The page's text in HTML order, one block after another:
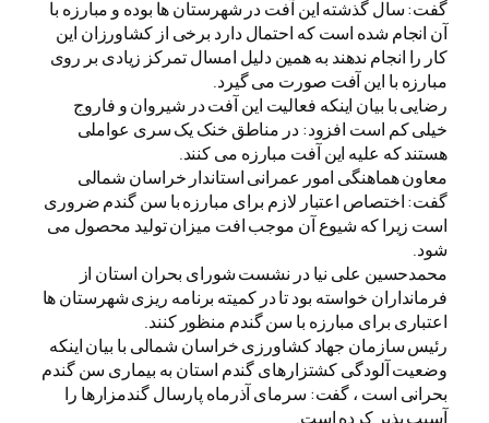
گفت: سال گذشته این آفت در شهرستان ها بوده و مبارزه با
آن انجام شده است که احتمال دارد برخی از کشاورزان این
کار را انجام ندهند به همین دلیل امسال تمرکز زیادی بر روی
مبارزه با این آفت صورت می گیرد.
رضایی با بیان اینکه فعالیت این آفت در شیروان و فاروج
خیلی کم است افزود: در مناطق خنک یک سری عواملی
هستند که علیه این آفت مبارزه می کنند.
معاون هماهنگی امور عمرانی استاندار خراسان شمالی
گفت: اختصاص اعتبار لازم برای مبارزه با سن گندم ضروری
است زیرا که شیوع آن موجب افت میزان تولید محصول می
شود.
محمدحسین علی نیا در نشست شورای بحران استان از
فرمانداران خواسته بود تا در کمیته برنامه ریزی شهرستان ها
اعتباری برای مبارزه با سن گندم منظور کنند.
رئیس سازمان جهاد کشاورزی خراسان شمالی با بیان اینکه
وضعیت آلودگی کشتزارهای گندم استان به بیماری سن گندم
بحرانی است ، گفت: سرمای آذرماه پارسال گندمزارها را
آسیب پذیر کرده است.